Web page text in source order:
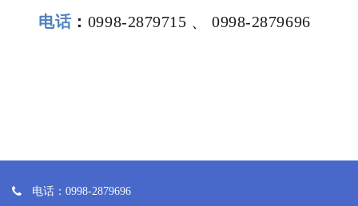
电话： 0998-2879715 、0998-2879696
电话：0998-2879696